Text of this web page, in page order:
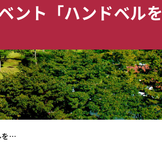
ント「ハンドベル
を…